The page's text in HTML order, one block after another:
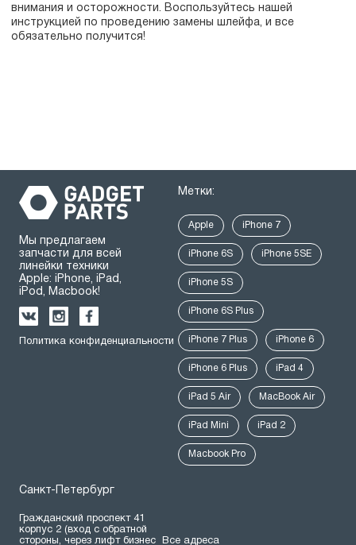
внимания и осторожности. Воспользуйтесь нашей
инструкцией по проведению замены шлейфа, и все
обязательно получится!
Мы предлагаем
запчасти для всей
линейки техники
Apple: iPhone, iPad,
iPod, Macbook!
Политика конфиденциальности
Метки:
Apple iPhone 7
iPhone 6S iPhone 5SE
iPhone 5S
iPhone 6S Plus
iPhone 7 Plus iPhone 6
iPhone 6 Plus iPad 4
iPad 5 Air MacBook Air
iPad Mini iPad 2
Macbook Pro
Санкт-Петербург
Гражданский проспект 41
корпус 2 (вход с обратной
стороны, через лифт бизнес
Все адреса